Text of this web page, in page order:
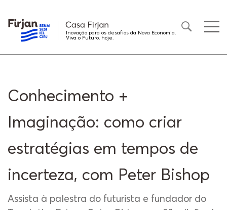
Inovação para os desafios da Nova Economia.
Viva o Futuro, hoje.
Conhecimento +
Imaginação: como criar
estratégias em tempos de
incerteza, com Peter Bishop
Assista à palestra do futurista e fundador do